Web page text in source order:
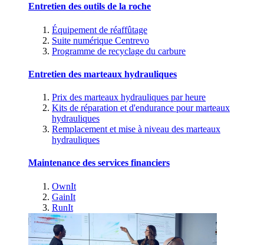
Entretien des outils de la roche
Équipement de réaffûtage
Suite numérique Centrevo
Programme de recyclage du carbure
Entretien des marteaux hydrauliques
Prix des marteaux hydrauliques par heure
Kits de réparation et d'endurance pour marteaux
hydrauliques
Remplacement et mise à niveau des marteaux
hydrauliques
Maintenance des services financiers
OwnIt
GainIt
RunIt